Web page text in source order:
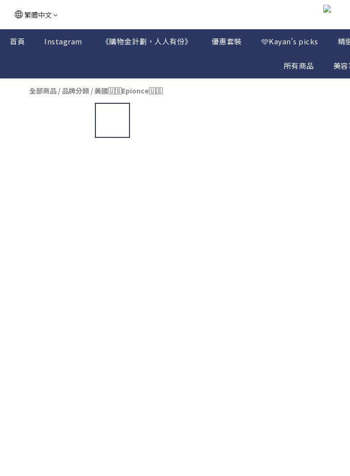
繁體中文
首頁 Instagram 《購物金計劃，人人有份》 優惠套裝 🩵Kayan's picks 精
所有商品 美容
全部商品 / 品牌分類 /美國🇺🇸Epionce🇺🇸